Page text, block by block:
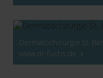
Dermatochirurgie St.
www.dr-fuchs.de